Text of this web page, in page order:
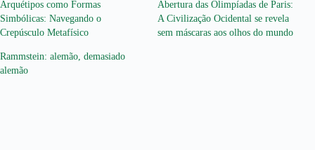
Arquétipos como Formas
Simbólicas: Navegando o
Crepúsculo Metafísico
Abertura das Olimpíadas de Paris:
A Civilização Ocidental se revela
sem máscaras aos olhos do mundo
Rammstein: alemão, demasiado
alemão